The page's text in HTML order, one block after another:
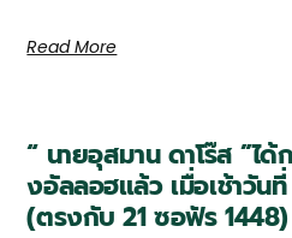
Read More
“ นายอุสมาน ดาโร๊ส ”ไ
งอัลลอฮแล้ว เมื่อเช้าวัน
(ตรงกับ 21 ซอฟัร 1448)